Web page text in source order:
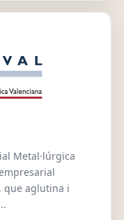
Metal·lúrgica
que aglutina i